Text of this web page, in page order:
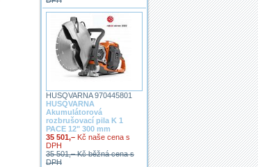
HUSQVARNA 970445801
HUSQVARNA
Akumulátorová
rozbrušovací pila K 1
PACE 12" 300 mm
35 501,– Kč naše cena s
DPH
35 501,– Kč běžná cena s
DPH